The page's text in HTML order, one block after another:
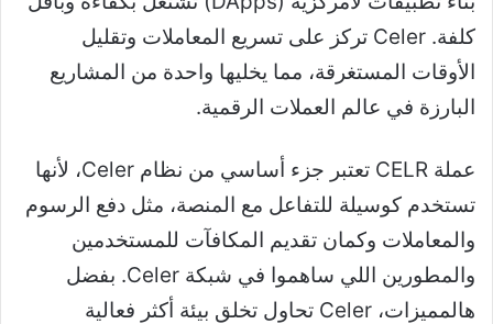
كلفة. Celer تركز على تسريع المعاملات وتقليل
الأوقات المستغرقة، مما يخليها واحدة من المشاريع
البارزة في عالم العملات الرقمية.
عملة CELR تعتبر جزء أساسي من نظام Celer، لأنها
تستخدم كوسيلة للتفاعل مع المنصة، مثل دفع الرسوم
والمعاملات وكمان تقديم المكافآت للمستخدمين
والمطورين اللي ساهموا في شبكة Celer. بفضل
هالمميزات، Celer تحاول تخلق بيئة أكثر فعالية